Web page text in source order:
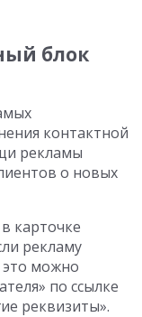
блок
контактной
рекламы
о новых
карточке
рекламу
можно
по ссылке
реквизиты».